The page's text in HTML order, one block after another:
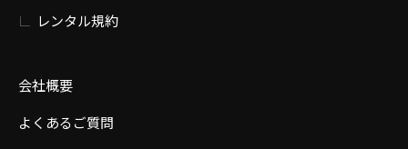
レンタル規約
会社概要
よくあるご質問